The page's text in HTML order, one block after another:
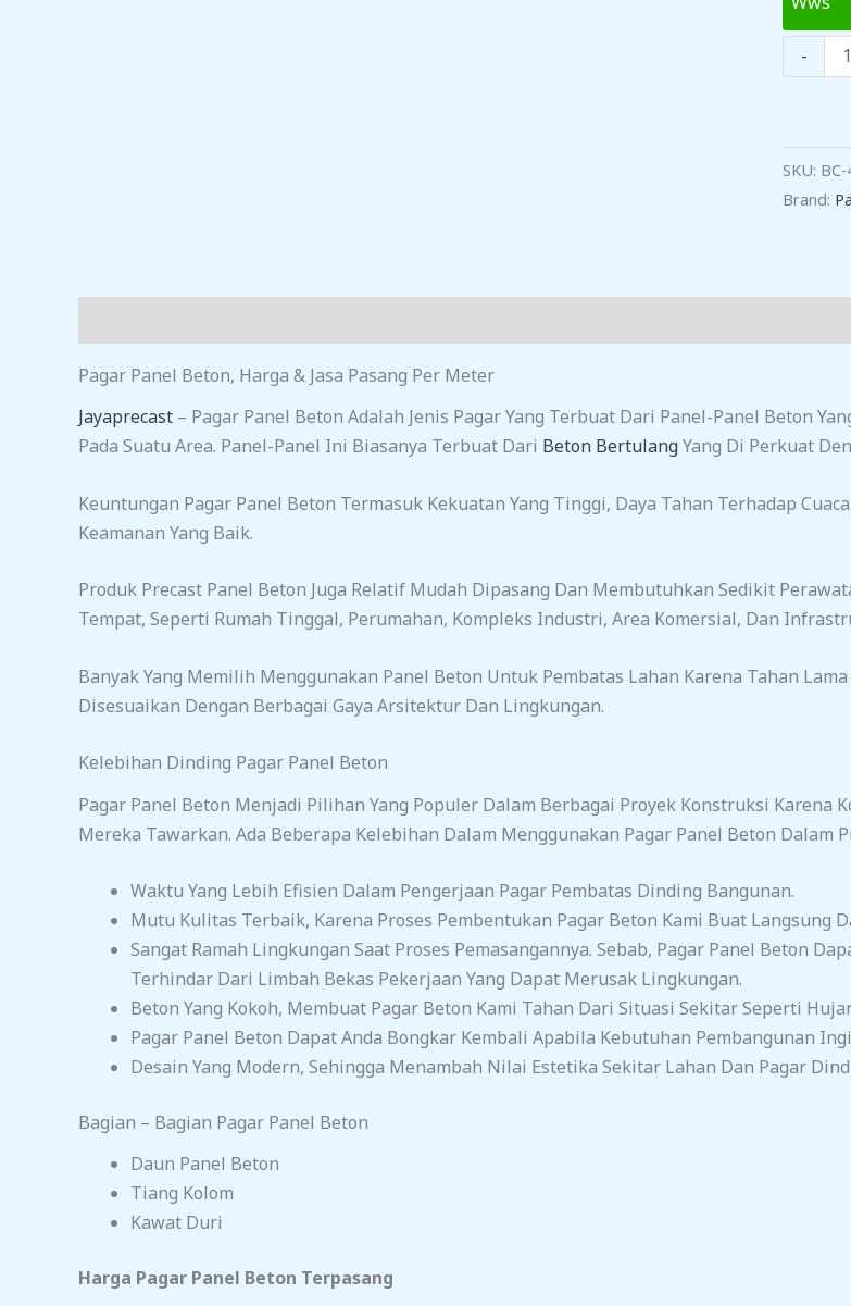
-
Kuantitas
Harga
Beton
SKU:
Brand:
Pagar Panel Beton, Harga & Jasa Pasang Per Meter
Jayaprecast – Pagar Panel Beton Adalah Jenis Pagar Yang Terbuat Dari Panel-Panel Beton
Pada Suatu Area. Panel-Panel Ini Biasanya Terbuat Dari Beton Bertulang Yang Di Perkuat
Keuntungan Pagar Panel Beton Termasuk Kekuatan Yang Tinggi, Daya Tahan Terhadap
Keamanan Yang Baik.
Produk Precast Panel Beton Juga Relatif Mudah Dipasang Dan Membutuhkan Sedikit
Tempat, Seperti Rumah Tinggal, Perumahan, Kompleks Industri, Area Komersial, Dan
Banyak Yang Memilih Menggunakan Panel Beton Untuk Pembatas Lahan Karena Tahan
Disesuaikan Dengan Berbagai Gaya Arsitektur Dan Lingkungan.
Kelebihan Dinding Pagar Panel Beton
Pagar Panel Beton Menjadi Pilihan Yang Populer Dalam Berbagai Proyek Konstruksi Karena
Mereka Tawarkan. Ada Beberapa Kelebihan Dalam Menggunakan Pagar Panel Beton Dalam
Waktu Yang Lebih Efisien Dalam Pengerjaan Pagar Pembatas Dinding Bangunan.
Mutu Kulitas Terbaik, Karena Proses Pembentukan Pagar Beton Kami Buat Langsung
Sangat Ramah Lingkungan Saat Proses Pemasangannya. Sebab, Pagar Panel Beton
Terhindar Dari Limbah Bekas Pekerjaan Yang Dapat Merusak Lingkungan.
Beton Yang Kokoh, Membuat Pagar Beton Kami Tahan Dari Situasi Sekitar Seperti
Pagar Panel Beton Dapat Anda Bongkar Kembali Apabila Kebutuhan Pembangunan
Desain Yang Modern, Sehingga Menambah Nilai Estetika Sekitar Lahan Dan Pagar
Bagian – Bagian Pagar Panel Beton
Daun Panel Beton
Tiang Kolom
Kawat Duri
Harga Pagar Panel Beton Terpasang